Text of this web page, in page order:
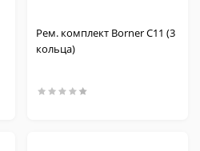
Рем. комплект Borner C11 (3
кольца)